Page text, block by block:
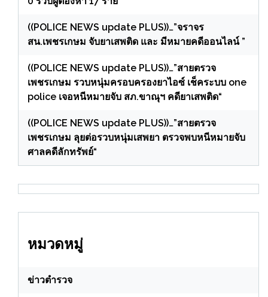
((POLICE NEWS update PLUS))…”จราจร
สน.เพชรเกษม จับยาเสพติด และ มีหมายคดีออนไลน์ ”
((POLICE NEWS update PLUS))…”สายตรวจ
เพชรเกษม รวบหนุ่มครอบครองยาไอซ์ เช็คระบบ one
police เจอหนีหมายจับ สภ.ขาณุฯ คดียาเสพติด“
((POLICE NEWS update PLUS))…”สายตรวจ
เพชรเกษม ลุยต่อรวบหนุ่มเสพยา ตรวจพบหนีหมายจับ
ศาลคดีลักทรัพย์“
หมวดหมู่
ข่าวตำรวจ